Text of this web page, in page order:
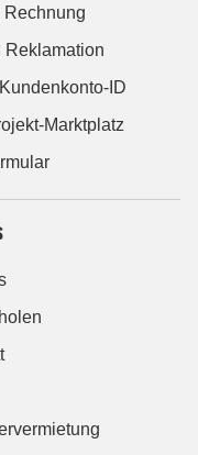
Rechnung
Reklamation
ID
Marktplatz